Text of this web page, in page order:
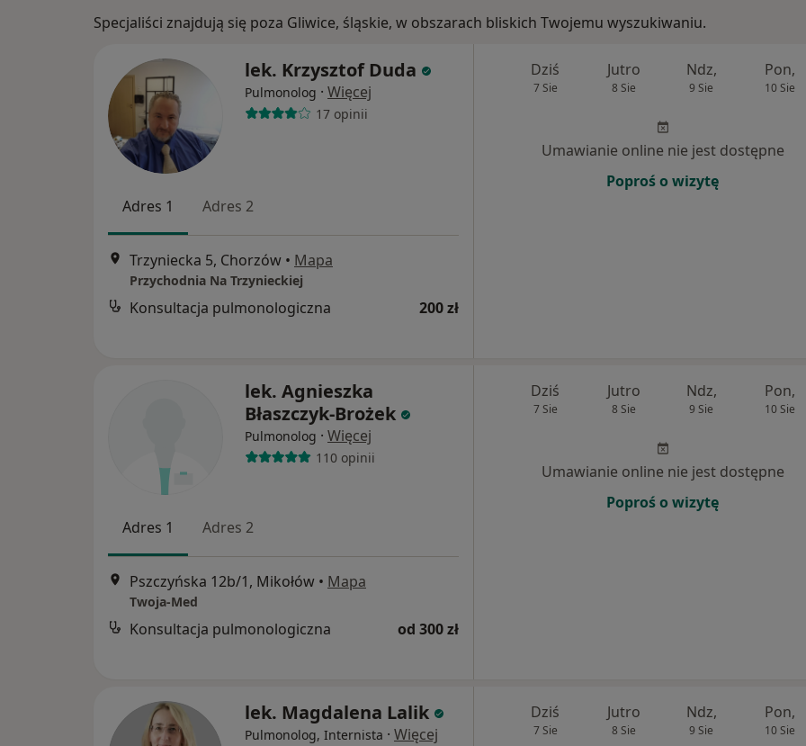
Specjaliści znajdują się poza Gliwice, śląskie, w obszarach bliskich Twojemu wyszukiwaniu.
lek. Krzysztof Duda
Pulmonolog · Więcej
17 opinii
Adres 1 Adres 2
Trzyniecka 5, Chorzów • Mapa
Przychodnia Na Trzynieckiej
Konsultacja pulmonologiczna 200 zł
Dziś
7 Sie
Jutro
8 Sie
Ndz,
9 Sie
Pon,
10 Sie
Umawianie online nie jest dostępne
Poproś o wizytę
lek. Agnieszka
Błaszczyk-Brożek
Pulmonolog · Więcej
110 opinii
Adres 1 Adres 2
Pszczyńska 12b/1, Mikołów • Mapa
Twoja-Med
Konsultacja pulmonologiczna od 300 zł
Dziś
7 Sie
Jutro
8 Sie
Ndz,
9 Sie
Pon,
10 Sie
Umawianie online nie jest dostępne
Poproś o wizytę
lek. Magdalena Lalik
Pulmonolog, Internista · Więcej
Dziś
7 Sie
Jutro
8 Sie
Ndz,
9 Sie
Pon,
10 Sie